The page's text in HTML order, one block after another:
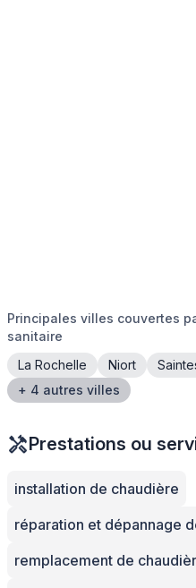
Principales villes couvertes
sanitaire
La Rochelle
Niort
+ 4 autres villes
Prestations ou
installation de chaudière
réparation et dépannage
remplacement de